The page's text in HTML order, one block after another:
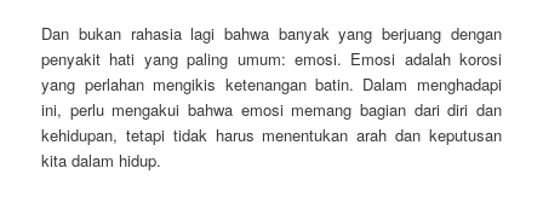
Dan bukan rahasia lagi bahwa banyak yang berjuang dengan
penyakit hati yang paling umum: emosi. Emosi adalah korosi
yang perlahan mengikis ketenangan batin. Dalam menghadapi
ini, perlu mengakui bahwa emosi memang bagian dari diri dan
kehidupan, tetapi tidak harus menentukan arah dan keputusan
kita dalam hidup.